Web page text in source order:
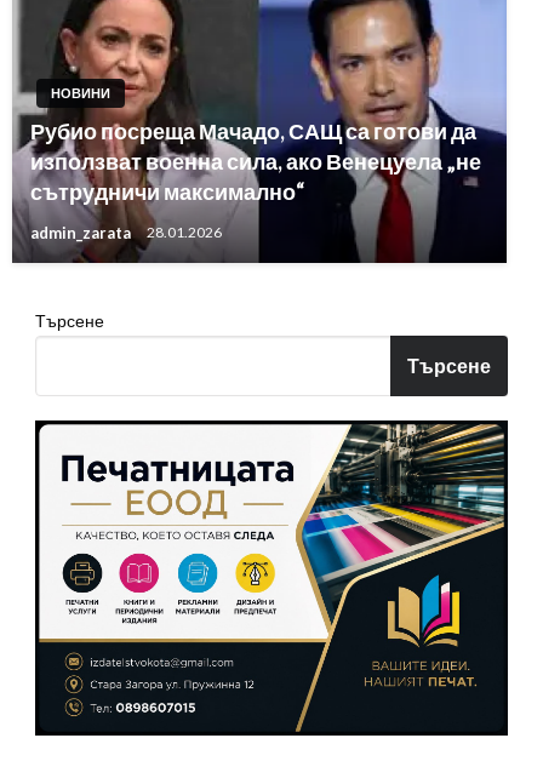
НОВИНИ
Рубио посреща Мачадо, САЩ са готови да
използват военна сила, ако Венецуела „не
сътрудничи максимално“
admin_zarata 28.01.2026
Търсене
Търсене